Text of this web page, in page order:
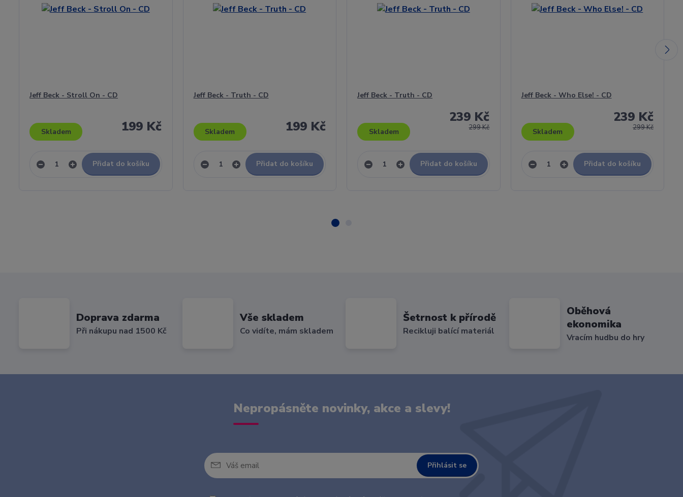
Jeff Beck - Stroll On - CD
199 Kč
Skladem
Přidat do košíku
Jeff Beck - Truth - CD
199 Kč
Skladem
Přidat do košíku
Jeff Beck - Truth - CD
299 Kč
239 Kč
Skladem
Přidat do košíku
Jeff Beck - Who Else! - CD
299 Kč
239 Kč
Skladem
Přidat do košíku
Doprava zdarma
Při nákupu nad 1500 Kč
Vše skladem
Co vidíte, mám skladem
Šetrnost k přírodě
Recikluji balící materiál
Oběhová
ekonomika
Vracím hudbu do hry
Nepropásněte novinky, akce a slevy!
Přihlásit se